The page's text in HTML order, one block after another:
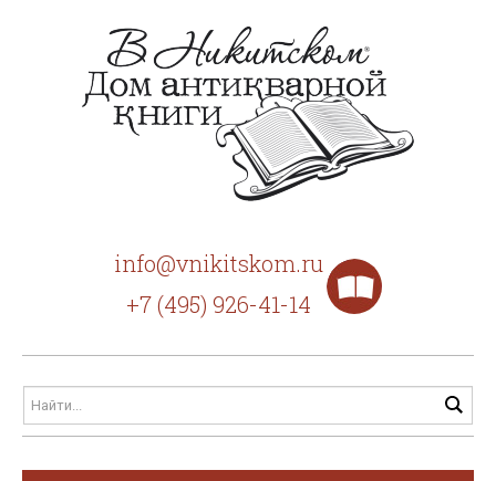
info@vnikitskom.ru
+7 (495) 926-41-14